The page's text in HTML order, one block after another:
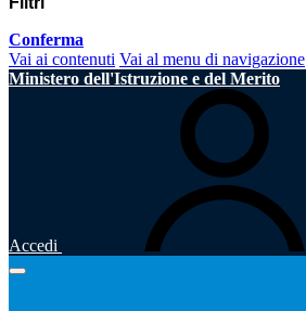
Conferma
Vai ai contenuti Vai al menu di navigazione
Ministero dell'Istruzione e del Merito
Accedi